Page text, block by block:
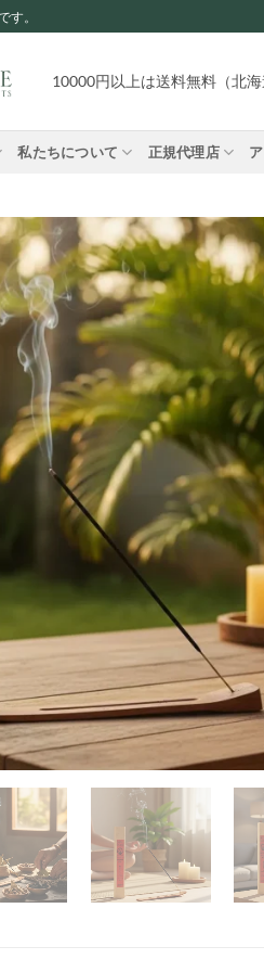
す。
10000円以上は送料無料（北
私たちについて 正規代理店